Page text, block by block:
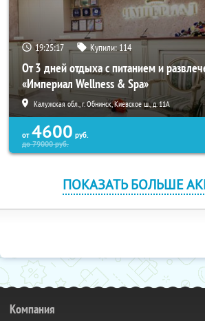
19:25:17 Купили:114
От 3 дней отдыха с питанием и
«Империал Wellness & Spa»
Калужская обл., г. Обнинск, Киевское ш., д. 11А
от 4600 руб.
до79000руб.
ПОКАЗАТЬ БОЛЬШЕ
Компания